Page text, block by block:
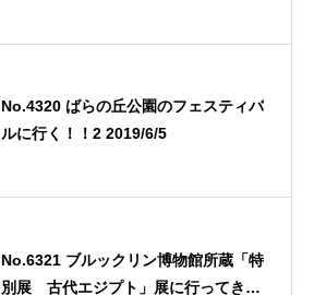
No.4320 ばらの丘公園のフェスティバ
ルに行く！！2 2019/6/5
No.6321 ブルックリン博物館所蔵「特
別展 古代エジプト」展に行ってき